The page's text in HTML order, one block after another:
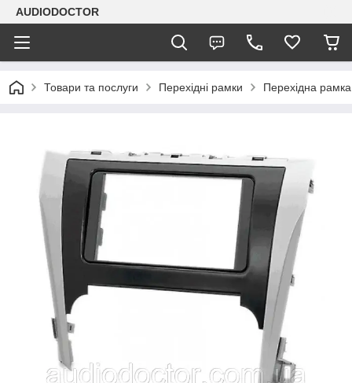
AUDIODOCTOR
Товари та послуги Перехідні рамки Перехідна